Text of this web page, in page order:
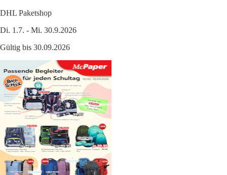
DHL Paketshop
Di. 1.7. - Mi. 30.9.2026
Gültig bis 30.09.2026